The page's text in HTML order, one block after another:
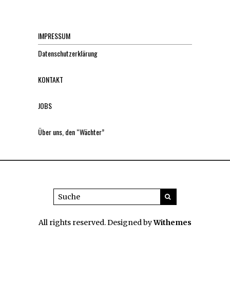
IMPRESSUM
Datenschutzerklärung
KONTAKT
JOBS
Über uns, den “Wächter”
All rights reserved. Designed byWithemes